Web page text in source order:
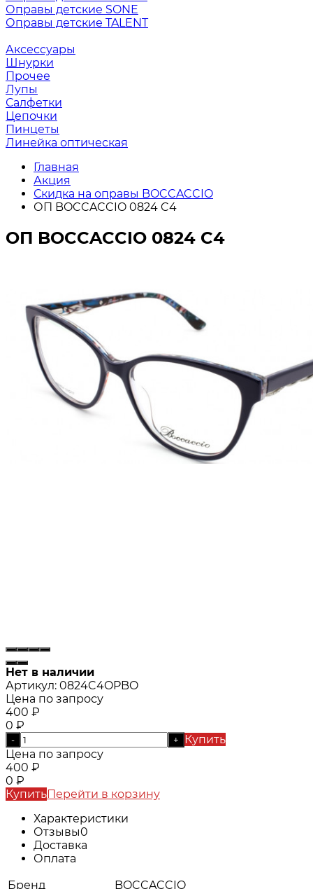
Оправы детские SONE
Оправы детские TALENT
Аксессуары
Шнурки
Прочее
Лупы
Салфетки
Цепочки
Пинцеты
Линейка оптическая
Главная
Акция
Скидка на оправы BOCCACCIO
ОП BOCCACCIO 0824 C4
ОП BOCCACCIO 0824 C4
Нет в наличии
Артикул: 0824C4OPBO
Цена по запросу
400 ₽
0 ₽
- +
Купить
Цена по запросу
400 ₽
0 ₽
КупитьПерейти в корзину
Характеристики
Отзывы0
Доставка
Оплата
Бренд
BOCCACCIO